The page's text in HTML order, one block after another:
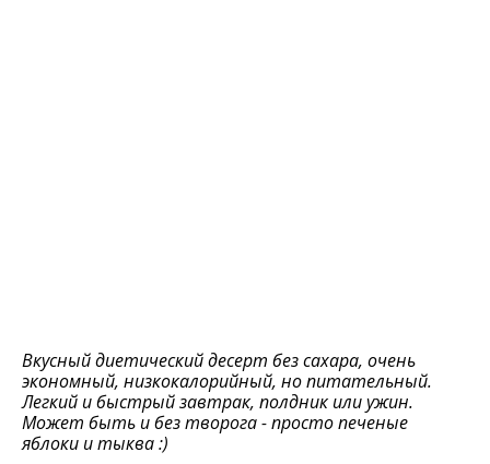
Вкусный диетический десерт без сахара, очень
экономный, низкокалорийный, но питательный.
Легкий и быстрый завтрак, полдник или ужин.
Может быть и без творога - просто печеные
яблоки и тыква :)